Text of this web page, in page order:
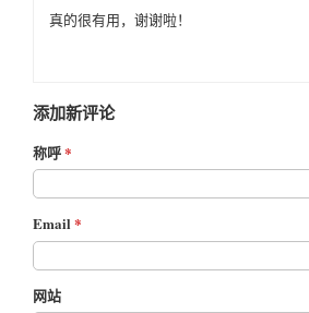
真的很有用，谢谢啦！
添加新评论
称呼
Email
网站